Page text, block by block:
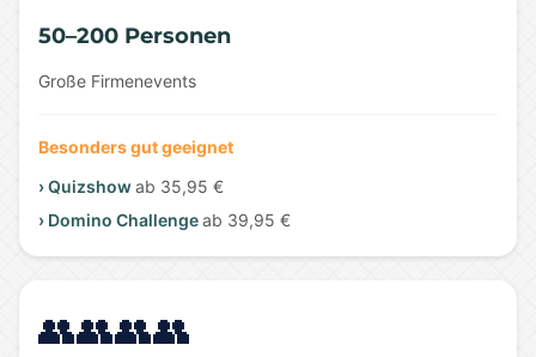
50–200 Personen
Große Firmenevents
Besonders gut geeignet
› Quizshowab 35,95 €
› Domino Challengeab 39,95 €
👥👥👥👥